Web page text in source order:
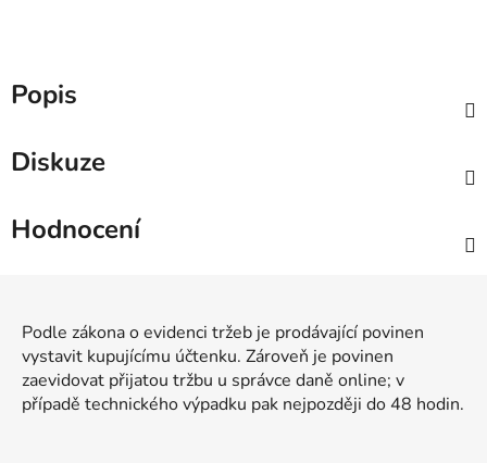
Popis
Diskuze
Hodnocení
Podle zákona o evidenci tržeb je prodávající povinen
vystavit kupujícímu účtenku. Zároveň je povinen
zaevidovat přijatou tržbu u správce daně online; v
případě technického výpadku pak nejpozději do 48 hodin.